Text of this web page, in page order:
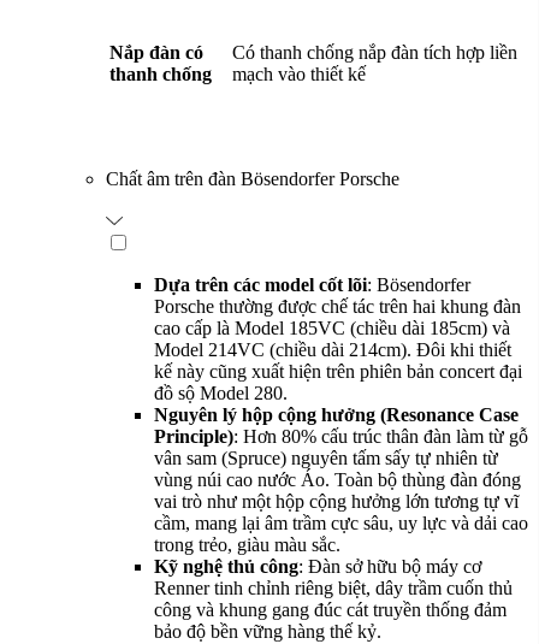
Nắp đàn có
thanh chống
Có thanh chống nắp đàn tích hợp liền
mạch vào thiết kế
Chất âm trên đàn Bösendorfer Porsche
Dựa trên các model cốt lõi: Bösendorfer
Porsche thường được chế tác trên hai khung đàn
cao cấp là Model 185VC (chiều dài 185cm) và
Model 214VC (chiều dài 214cm). Đôi khi thiết
kế này cũng xuất hiện trên phiên bản concert đại
đồ sộ Model 280.
Nguyên lý hộp cộng hưởng (Resonance Case
Principle): Hơn 80% cấu trúc thân đàn làm từ gỗ
vân sam (Spruce) nguyên tấm sấy tự nhiên từ
vùng núi cao nước Áo. Toàn bộ thùng đàn đóng
vai trò như một hộp cộng hưởng lớn tương tự vĩ
cầm, mang lại âm trầm cực sâu, uy lực và dải cao
trong trẻo, giàu màu sắc.
Kỹ nghệ thủ công: Đàn sở hữu bộ máy cơ
Renner tinh chỉnh riêng biệt, dây trầm cuốn thủ
công và khung gang đúc cát truyền thống đảm
bảo độ bền vững hàng thế kỷ.